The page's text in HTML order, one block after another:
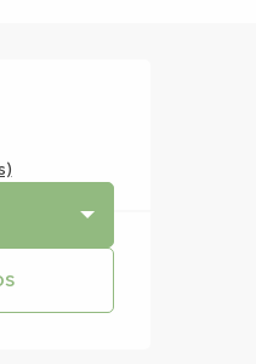
datos
animales